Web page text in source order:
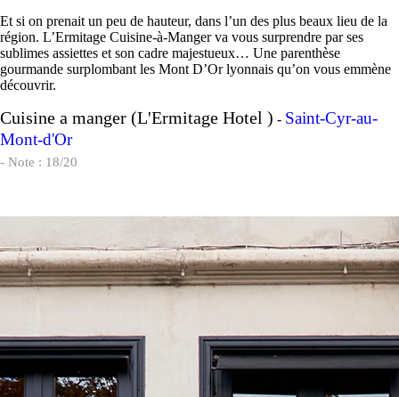
Et si on prenait un peu de hauteur, dans l’un des plus beaux lieu de la
région. L’Ermitage Cuisine-à-Manger va vous surprendre par ses
sublimes assiettes et son cadre majestueux… Une parenthèse
gourmande surplombant les Mont D’Or lyonnais qu’on vous emmène
découvrir.
Cuisine a manger (L'Ermitage Hotel ) - Saint-Cyr-au-
Mont-d'Or
- Note : 18/20